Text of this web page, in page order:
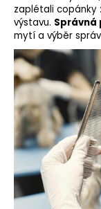
zaplétali
výstavu. Správná
mytí a výběr
D
o
p
o
r
u
č